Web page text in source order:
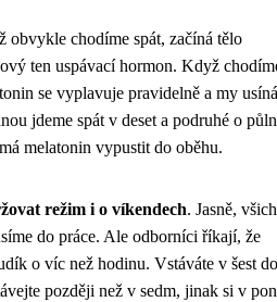
obvykle chodíme spát, začíná tělo
ten uspávací hormon. Když
se vyplavuje pravidelně a my
jdeme spát v deset a podruhé o
melatonin vypustit do oběhu.
režim i o víkendech. Jasně,
do práce. Ale odborníci říkají, že
o víc než hodinu. Vstáváte v šest do
později než v sedm, jinak si v